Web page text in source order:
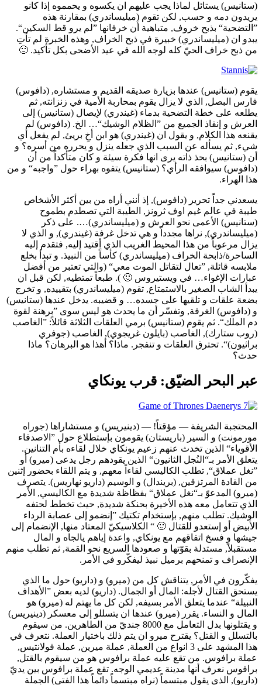
(ستانيس) يستائل لماذا يجب عليهم ان يكسوه و يحمموه إذا كانو
يريدون دمه و حسب, لكن تقوم (ميليساندري) بمقارنة هذه
”التضحية“ بذبح خروف, متباهية أن خرفانها ”لم يرو قط السكين“.
يبدو ان (ميليساندري) خبيرة في ذبح الخراف, وهذه الخبرة لم تأتِ
من ذبح خراف الحيّ كله لوجه الله في عيد الأضحى بكل تأكيد. 🙂
يقوم (ستانيس) عندها بزيارة صديقه القديم و مستشاره, (دافوس)
فارس البصل, الذي لا يزال يقوم بمحاربة الأمية في زنزانته, ثم
يطلعه على خطة التضحية بدماء (غيندري) لإيصال (ستانيس) إلى
العرش و إنقاذ الجميع من ”الظلام الوشيك“… الخ. (دافوس) لم
يقنعه هذا الكلام, و يقول ان (غيندري) هو ابن أخِ بريئ, لم يفعل أي
شيء, ثم يسأله عن السبب الذي جعله ينزل و يحرره من أسره؟ و
أن (ستانيس) بحذ ذاته يرى انها فكرة سيئة و كان متأكداً من أن
(دافوس) سيوافقه الرأي؟ (ستانيس) يتفوه بهراء حول ”واجبه“ و من
هذا الهراء.
يسعدني جداً تحرير (دافوس), إذ أنني أراه من بين أكثر الأشخاص
طيبة في عالم غيم اوف ثرونز, الطيبة التي تصطدم بطموح
(ستانيس) الأعمى نحو العرش و (ميليساندري)…. على ذكر
(ميليساندري), نراها مجدداً و هي تدخل غرفة (غيندري), و الذي لا
يزال مرعوباً من هذا المحيط الغريب الذي أقتيد إليه, فتقدم إليه
الساحرة/ذابحة الخراف (ميليساندري) كأساً من النبيذ. و تبدأ بخلع
ملابسه قائلة, ”تعال لتقاتل الموت معي“ (والتي تعتبر من أفضل
عبارات الإغواء… في ويستيروس 🙂 ). طبعاً تمتطيه, لكن قبل ان
يبدأ الشاب الصغير بالاستمتاع, تقوم (ميليساندري) بتقييده, و تخرج
بضعة علقات و تلقيها على جسده… و قضيبه. يدخل عندها (ستانيس)
و (دافوس) الغرفة, وتفسّر أن ما يحدث هو ليس سوى ”برهنة لقوة
دم الملك“. ثم يقوم (ستانيس) برمي العلقات الثلاثة قائلاً: ”الغاصب
(روب ستارك), الغاصب (بايلون غريجوي), الغاصب (جوفري
براثيون)“. تحترق العلقات و تنفجر. ماذا؟ أهذا هو البرهان؟ ماذا
حدث؟
عبر البحر الضيّق: قرب يونكاي
المحتجبة الشريفة — مؤقتاً! — (دينيريس) و مستشاراها (جوراه
مورمونت) و السير (باريستان) يقومون بإستطلاع حول ”الاصدقاء
الأقوياء“ الذين تخدث عنهم زعيم يونكاي خلال لقاءه بأم التنانين.
يتعلق الأمر بـ“النُجل الثانيون“ الذين يقودهم رجل يدعى (ميرو) أو
”نغل عملاق“, تطلب الكاليسي لقاءاً معهم, و يتم اللقاء بحضور إثنين
من القادة المرتزقين, (بريندال) و الوسيم (داريو نهاريس). يتصرف
(ميرو) المدعوّ بـ“نغل عملاق“ بفظاظة شديدة مع الكاليسي, الأمر
الذي تتعامل معه هذه الأخيرة بحنكة شديدة, حيث تخطط لحتفه
الوشيك. تطلب منهم, بإستخدام تكتيك ”إنضمو إلى عصابة الرداء
الأبيض أو إستعدو للقتال 🙂 “ الكلاسيكيّ المعتاد منها, الإنضمام إلى
جيشها و فسخ اتفاقهم مع يونكاي, واعدة إياهم يالجاه و المال
مستقبلاً, مستدلة بقوّتها و صعودها السريع نحو القمة, ثم تطلب منهم
الإنصراف و تمنحهم برميل نبيذ ليفكّرو في الأمر.
يفكّرون في الأمر, يتناقش كل من (ميرو) و (داريو) حول ما الذي
يستحق القتال لأجله: المال أو الجمال. (داريو) لديه بعض ”الأهداف
النبيلة“ عندما يتعلق الأمر بسيفه, لكن كل ما يهتم له (ميرو) هو
المال و النساء. يقرر (ميرو) عندها ان يتسللو إلى معسكر (دينيريس)
و يقتلونها بدل التعامل مع 8000 جنديّ من الطاهرين. من سيقوم
بالتسلل و القتل؟ يقترح ميرو ان يتم ذلك باختيار العملة. نتعرف في
هذا المشهد على 3 انواع من العملة, عملة ميرين, عملة فولانتيس,
عملة برافوس. من تقع عليه عملة برافوس هو من سيقوم بالقتل,
برافوس نعرف أنها مدينة عديمي الوجه. تقع عملة برافوس بين يديّ
(داريو), الذي يقول مبتسماً (نراه مبتسماً دائماً هذا الفتى) الجملة